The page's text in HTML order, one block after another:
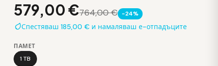
579,00 €764,00 € -24%
Спестяваш 185,00 € и намаляваш е-отпадъците
ПАМЕТ
1 TB